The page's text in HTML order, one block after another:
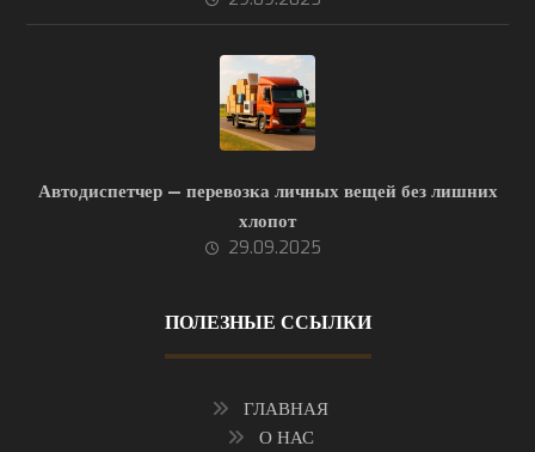
Автодиспетчер — перевозка личных вещей без лишних
хлопот
29.09.2025
ПОЛЕЗНЫЕ ССЫЛКИ
ГЛАВНАЯ
О НАС